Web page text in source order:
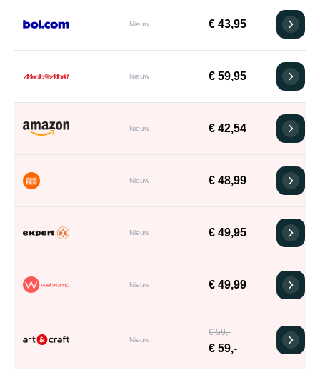
Nieuw € 43,95
Nieuw € 59,95
Nieuw € 42,54
Nieuw € 48,99
Nieuw € 49,95
Nieuw € 49,99
Nieuw
€ 59,-
€ 59,-